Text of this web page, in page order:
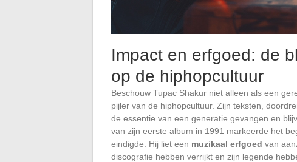
Impact en erfgoed: de
op de hiphopcultuur
Beschouw Tupac Shakur niet alleen als een
pijler van de hiphopcultuur. Zijn teksten,
de essentie van een generatie gevangen en
van zijn eerste album in 1991 markeerde het
eindigde. Hij liet een muzikaal erfgoed van
discografie hebben verrijkt en zijn legende